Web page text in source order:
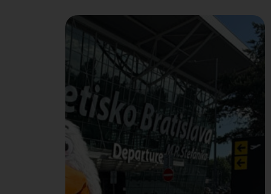
dopriali trochu
starostlivosti o zdravie. V
spolupráci s poisťovňou
UNION sme zorganizovali
Deň zdravia, ktorý sme
spojili aj so zdravými a
vyváženými Peli
raňajkami od tímu
HR/Office. Do meraní v
rámci Dňa zdravia sa